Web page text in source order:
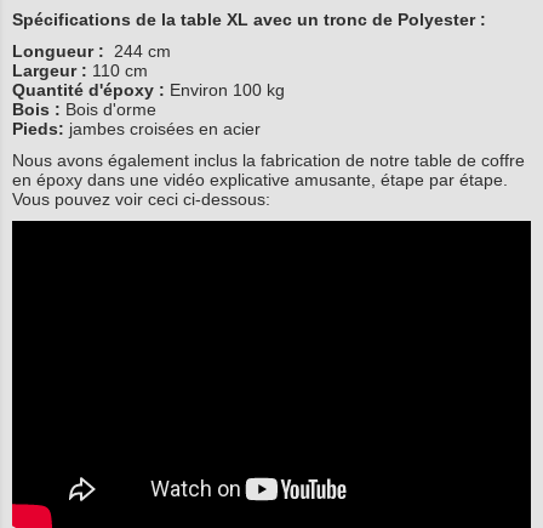
Spécifications de la table XL avec un tronc de Polyester :
Longueur : 244 cm
Largeur : 110 cm
Quantité d'époxy : Environ 100 kg
Bois : Bois d'orme
Pieds: jambes croisées en acier
Nous avons également inclus la fabrication de notre table de coffre
en époxy dans une vidéo explicative amusante, étape par étape.
Vous pouvez voir ceci ci-dessous: